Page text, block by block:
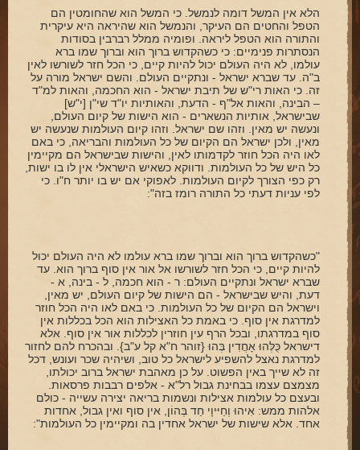
הלא אין המשל דומה לנמשל. כי המשל הוא שהחומטין הם
הטפל והחטים הם העיקר, והנמשל הוא שהיראה היא עיקרית
והתורה הוא הטפל ליראה. ופומיה ממלל רברבין בסודות
הנסתרות פנימיים: כי כשהקדוש ברוך הוא וברוך שמו ברא
עולמו, לא היה העולם יכול להיות קיים, כי הכל חזר לשורשו לאין
ב"ה. עד שברא ישראל - ונתקיים העולם. והשם ישראל מורה על
זה. כי האות רי"ש של תיבת ישראל - הוא החכמה, והאות למ"ד
– הבינה, והאות אל"ף - הדעת, והאותיות יו"ד שי"ן [י"ש]
שבישראל, אותיות הנשארים - הוא הישות של קיום העולם,
ונעשה יש מאין. וזהו שם ישראל. וזהו קיום העולמות שנעשה יש
מאין, ולכן ישראל הם הקיום של כל העולמות והבריאה, כי באם
לאו היה הכל חוזר לקדמותו לאין, והישות שבישראל הם מקיימין
כל היש של כל העולמות. ודווקא כשאיש הישראלי אין לו בו ישות,
רק כפי הצורך לקיום העולמות. לאפוקי אם יש בו יותר ח"ו. כי
לפי עניות דעתי כל התורה רומז בזה":
"כשהקדוש ברוך הוא וברוך שמו ברא עולמו לא היה העולם יכול
להיות קיים, כי הכל חזר לשורשו אל אור אין סוף ברוך הוא. עד
שברא ישראל ונתקיים העולם: ר - הוא חכמה, ל - בינה, א -
דעת, והיש שבישראל - הם הישות של קיום העולם, יש מאין,
וישראל הם הקיום של כל העולמות. כי באם לאו היה הכל חוזר
למדרגת אין סוף. כי באמת כל האצילות הוא הכל בכללות אין
סוף במדרגתו, ובכל הרף עין חוזרין לכללות אור אין סוף. אלא
דישראל כֻּלְּהוּ אָחֲדִין בְּהוּ {זוהר ח"א קל ע"ב}. ובהכרח להם לחזור
למדרגת נאצל להשפיע לישראל כל טוב, ושיהיה שכר ועונש, דכל
זה לא שייך באין הפשוט. על כן מאהבת ישראל ברוב יכולתו,
מצמצם עצמו בבחינת גבול רל"א - אלפים רבבות פרסאות.
ובעצם כל עולמות אצילות ונשמות בריאה יצירה עשייה - כולם
אלהות ממש: אִיהוּ וְחַיּיוָי חַד בְּהוֹן, אין סוף ואין גבול, אחדות
אחד. אלא שישות של ישראל אחדין בה ומקיימין כל העולמות":